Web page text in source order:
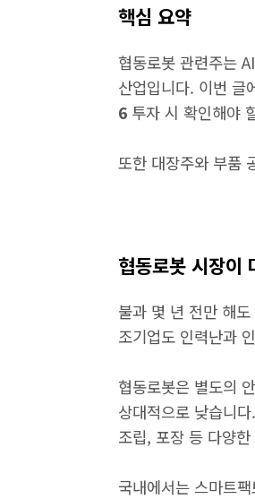
핵심 요약
협동로봇 관련주는
산업입니다. 이번 글
6 투자 시 확인해야
또한 대장주와 부품
협동로봇 시장이
불과 몇 년 전만 해
조기업도 인력난과
협동로봇은 별도의
상대적으로 낮습니
조립, 포장 등 다양
국내에서는 스마트